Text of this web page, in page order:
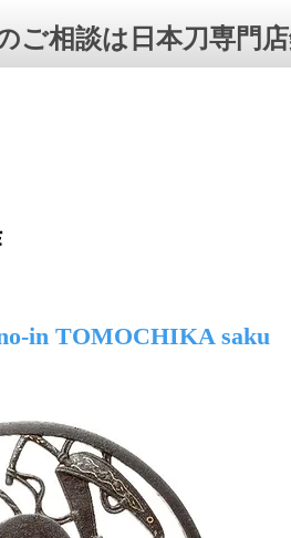
ご相談は日本刀専門
in TOMOCHIKA saku